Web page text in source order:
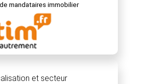
mandataires immobilier
et secteur